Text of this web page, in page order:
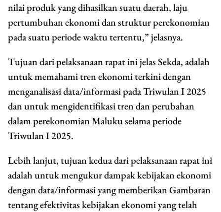
nilai produk yang dihasilkan suatu daerah, laju
pertumbuhan ekonomi dan struktur perekonomian
pada suatu periode waktu tertentu,” jelasnya.
Tujuan dari pelaksanaan rapat ini jelas Sekda, adalah
untuk memahami tren ekonomi terkini dengan
menganalisasi data/informasi pada Triwulan I 2025
dan untuk mengidentifikasi tren dan perubahan
dalam perekonomian Maluku selama periode
Triwulan I 2025.
Lebih lanjut, tujuan kedua dari pelaksanaan rapat ini
adalah untuk mengukur dampak kebijakan ekonomi
dengan data/informasi yang memberikan Gambaran
tentang efektivitas kebijakan ekonomi yang telah